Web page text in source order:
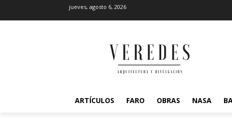
jueves, agosto 6, 2026
ARTÍCULOS FARO OBRAS NASA